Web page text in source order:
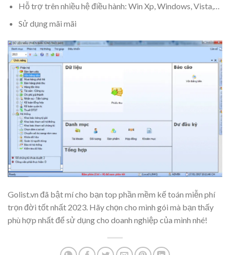
Hỗ trợ trên nhiều hệ điều hành: Win Xp, Windows, Vista,…
Sử dụng mãi mãi
Golist.vn đã bật mí cho bạn top phần mềm kế toán miễn phí
trọn đời tốt nhất 2023. Hãy chọn cho mình gói mà bạn thấy
phù hợp nhất để sử dụng cho doanh nghiệp của mình nhé!